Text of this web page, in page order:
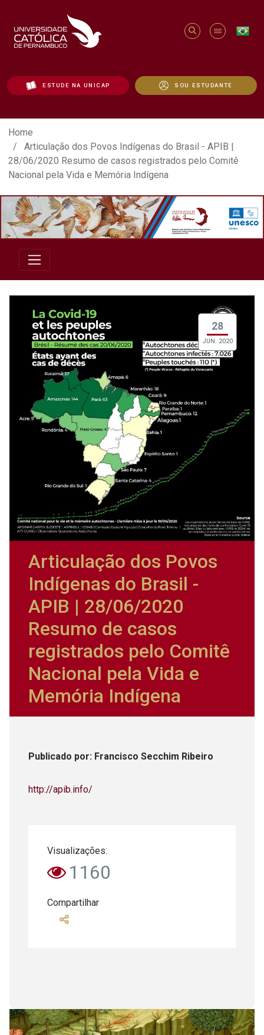
ESTUDE NA UNICAP SOU ESTUDANTE
Articulação dos Povos Indígenas do
Home
Articulação dos Povos Indígenas do Brasil - APIB |
28/06/2020 Resumo de casos registrados pelo Comitê
Nacional pela Vida e Memória Indígena
28
JUN. 2020
Articulação dos Povos
Indígenas do Brasil -
APIB | 28/06/2020
Resumo de casos
registrados pelo Comitê
Nacional pela Vida e
Memória Indígena
Publicado por: Francisco Secchim Ribeiro
http://apib.info/
Visualizações:
1160
Compartilhar